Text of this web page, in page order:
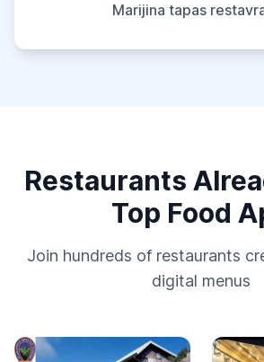
Marijina tapas
Restaurants
Top Food
Join hundreds of restaurants
digital menus